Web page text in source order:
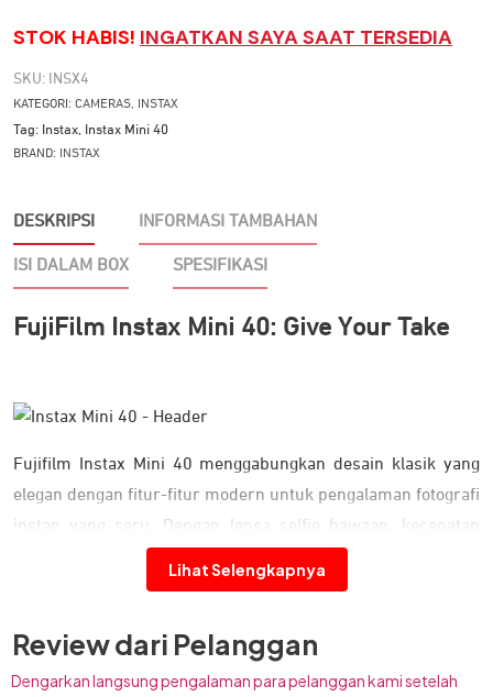
STOK HABIS! INGATKAN SAYA SAAT TERSEDIA
SKU: INSX4
KATEGORI: CAMERAS, INSTAX
Tag: Instax Instax Mini 40
BRAND: INSTAX
DESKRIPSI INFORMASI TAMBAHAN
ISI DALAM BOX SPESIFIKASI
FujiFilm Instax Mini 40: Give Your Take
Fujifilm Instax Mini 40 menggabungkan desain klasik yang
elegan dengan fitur-fitur modern untuk pengalaman fotografi
instan yang seru. Dengan lensa selfie bawaan, kecepatan
rana otomatis, dan kecerahan otomatis, setiap bidikan selalu
sempurna, tanpa ribet. Cetak foto berukuran kartu kredit
Kombinasi Desain Retro & Modern
Lihat Selengkapnya
Review dari Pelanggan
Dengarkan langsung pengalaman para pelanggan kami setelah